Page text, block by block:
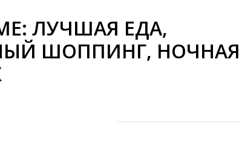
ЛУЧШАЯ ЕДА,
ШОППИНГ, НОЧНАЯ